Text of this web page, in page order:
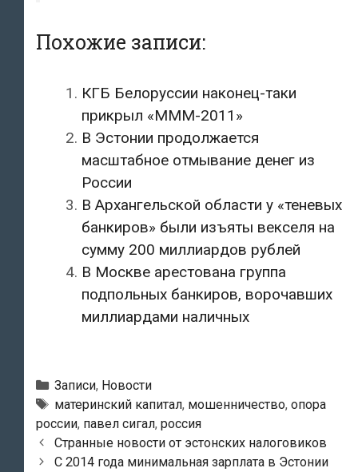
Похожие записи:
КГБ Белоруссии наконец-таки
прикрыл «МММ-2011»
В Эстонии продолжается
масштабное отмывание денег из
России
В Архангельской области у «теневых
банкиров» были изъяты векселя на
сумму 200 миллиардов рублей
В Москве арестована группа
подпольных банкиров, ворочавших
миллиардами наличных
Рубрики
Записи, Новости
Метки
материнский капитал, мошенничество, опора
россии, павел сигал, россия
Навигация
по
Странные новости от эстонских налоговиков
С 2014 года минимальная зарплата в Эстонии